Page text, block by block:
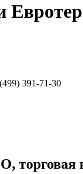
391-71-30
торговая